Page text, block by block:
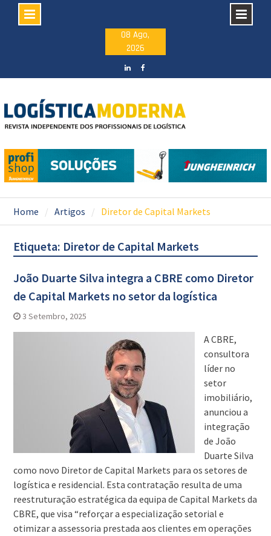
08 Ago,
2026
Home Artigos Diretor de Capital Markets
Etiqueta: Diretor de Capital Markets
João Duarte Silva integra a CBRE como Diretor
de Capital Markets no setor da logística
3 Setembro, 2025
A CBRE,
consultora
líder no
setor
imobiliário,
anunciou a
integração
de João
Duarte Silva
como novo Diretor de Capital Markets para os setores de
logística e residencial. Esta contratação resulta de uma
reestruturação estratégica da equipa de Capital Markets da
CBRE, que visa “reforçar a especialização setorial e
otimizar a assessoria prestada aos clientes em operações